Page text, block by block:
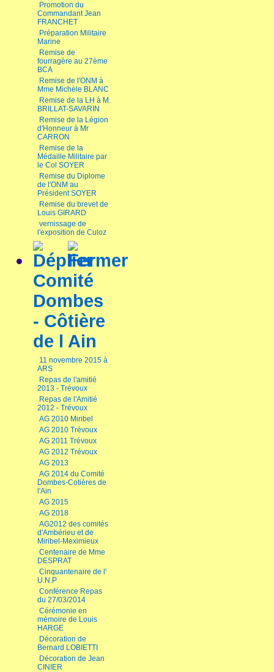
Promotion du
Commandant Jean
FRANCHET
Préparation Militaire
Marine
Remise de
fourragère au 27ème
BCA
Remise de l'ONM à
Mme Michèle BLANC
Remise de la LH à M.
BRILLAT-SAVARIN
Remise de la Légion
d'Honneur à Mr
CARRON
Remise de la
Médaille Militaire par
le Col SOYER
Remise du Diplome
de l'ONM au
Président SOYER
Remise du brevet de
Louis GIRARD
vernissage de
l'exposition de Culoz
Comité
Dombes
- Côtière
de l Ain
11 novembre 2015 à
ARS
Repas de l'amitié
2013 - Trévoux
Repas de l'Amitié
2012 - Trévoux
AG 2010 Miribel
AG 2010 Trévoux
AG 2011 Trévoux
AG 2012 Trévoux
AG 2013
AG 2014 du Comité
Dombes-Cotières de
l'Ain
AG 2015
AG 2018
AG2012 des comités
d'Ambérieu et de
Miribel-Meximieux
Centenaire de Mme
DESPRAT
Cinquantenaire de l'
U.N.P
Conférence Repas
du 27/03/2014
Cérémonie en
mémoire de Louis
HARGE
Décoration de
Bernard LOBIETTI
Décoration de Jean
CINIER